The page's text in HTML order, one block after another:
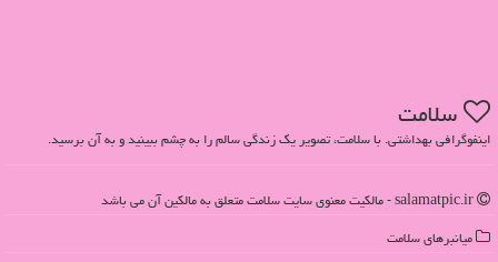
سلامت
اینفوگرافی بهداشتی. با سلامت، تصویر یک زندگی سالم را به چشم ببینید و به آن برسید.
میانبرهای سلامت